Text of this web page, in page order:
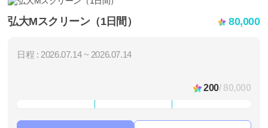
弘大Mスクリーン（1日間） 80,000
日程 : 2026.07.14 ~ 2026.07.14
200/ 80,000